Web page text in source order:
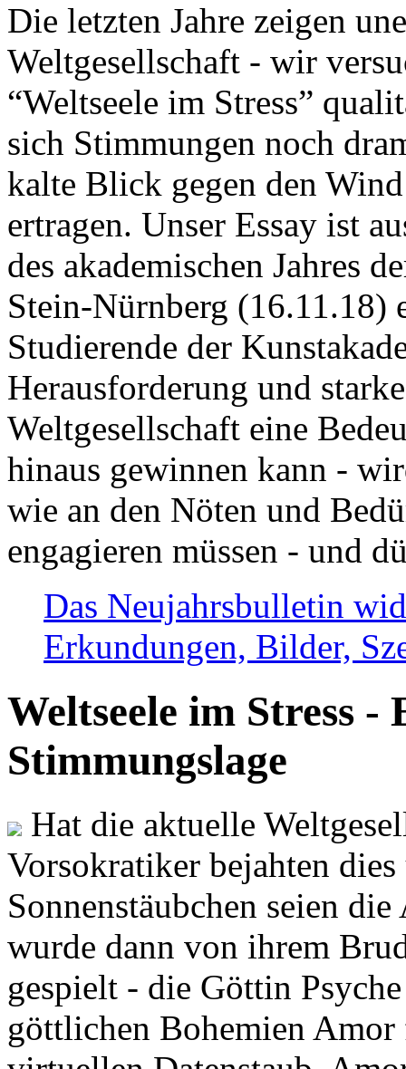
Die letzten Jahre zeigen
Weltgesellschaft - wir
“Weltseele im Stress”
sich Stimmungen noch
kalte Blick gegen den
ertragen. Unser Essay ist
des akademischen Jahres
Stein-Nürnberg (16.11.18)
Studierende der
Herausforderung und
Weltgesellschaft eine
hinaus gewinnen kann -
wie an den Nöten und
engagieren müssen - und
Das Neujahrsbulletin
Erkundungen, Bilder,
Weltseele im Stress -
Stimmungslage
Hat die aktuelle
Vorsokratiker bejahten
Sonnenstäubchen seien
wurde dann von ihrem
gespielt - die Göttin
göttlichen Bohemien